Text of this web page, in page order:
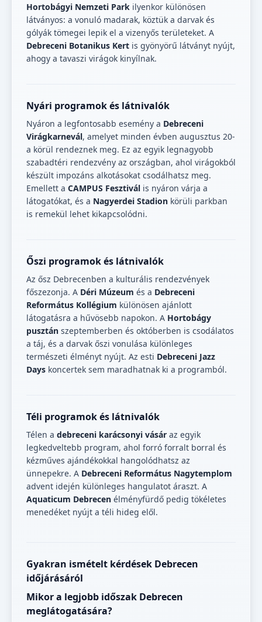
Hortobágyi Nemzeti Park ilyenkor különösen
látványos: a vonuló madarak, köztük a darvak és
gólyák tömegei lepik el a vizenyős területeket. A
Debreceni Botanikus Kert is gyönyörű látványt nyújt,
ahogy a tavaszi virágok kinyílnak.
Nyári programok és látnivalók
Nyáron a legfontosabb esemény a Debreceni
Virágkarnevál, amelyet minden évben augusztus 20-
a körül rendeznek meg. Ez az egyik legnagyobb
szabadtéri rendezvény az országban, ahol virágokból
készült impozáns alkotásokat csodálhatsz meg.
Emellett a CAMPUS Fesztivál is nyáron várja a
látogatókat, és a Nagyerdei Stadion körüli parkban
is remekül lehet kikapcsolódni.
Őszi programok és látnivalók
Az ősz Debrecenben a kulturális rendezvények
főszezonja. A Déri Múzeum és a Debreceni
Református Kollégium különösen ajánlott
látogatásra a hűvösebb napokon. A Hortobágy
pusztán szeptemberben és októberben is csodálatos
a táj, és a darvak őszi vonulása különleges
természeti élményt nyújt. Az esti Debreceni Jazz
Days koncertek sem maradhatnak ki a programból.
Téli programok és látnivalók
Télen a debreceni karácsonyi vásár az egyik
legkedveltebb program, ahol forró forralt borral és
kézműves ajándékokkal hangolódhatsz az
ünnepekre. A Debreceni Református Nagytemplom
advent idején különleges hangulatot áraszt. A
Aquaticum Debrecen élményfürdő pedig tökéletes
menedéket nyújt a téli hideg elől.
Gyakran ismételt kérdések Debrecen
időjárásáról
Mikor a legjobb időszak Debrecen
meglátogatására?